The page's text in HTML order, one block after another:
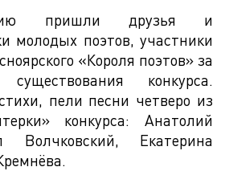
пришли друзья и
молодых поэтов, участники
«Короля поэтов» за
конкурса.
пели песни четверо из
конкурса: Анатолий
Волчковский, Екатерина